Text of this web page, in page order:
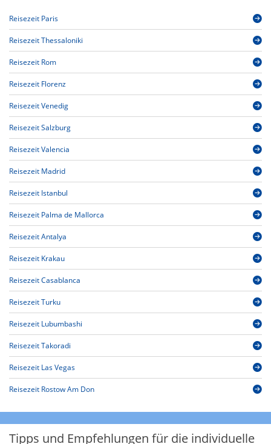
Reisezeit Paris
Reisezeit Thessaloniki
Reisezeit Rom
Reisezeit Florenz
Reisezeit Venedig
Reisezeit Salzburg
Reisezeit Valencia
Reisezeit Madrid
Reisezeit Istanbul
Reisezeit Palma de Mallorca
Reisezeit Antalya
Reisezeit Krakau
Reisezeit Casablanca
Reisezeit Turku
Reisezeit Lubumbashi
Reisezeit Takoradi
Reisezeit Las Vegas
Reisezeit Rostow Am Don
Tipps und Empfehlungen für die individuelle